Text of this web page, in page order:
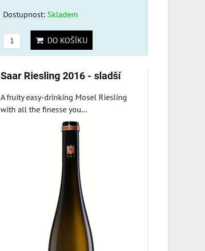
Dostupnost: Skladem
DO KOŠÍKU
Saar Riesling 2016 - sladší
A fruity easy-drinking Mosel Riesling
with all the finesse you...